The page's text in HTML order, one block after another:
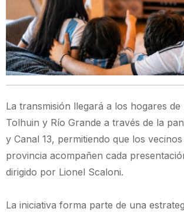
La transmisión llegará a los hogares de
Tolhuin y Río Grande a través de la
y Canal 13, permitiendo que los
provincia acompañen cada
dirigido por Lionel Scaloni.
La iniciativa forma parte de una